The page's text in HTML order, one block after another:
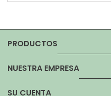
PRODUCTOS
NUESTRA EMPRESA
SU CUENTA